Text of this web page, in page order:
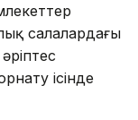
салалардағы
ісінде